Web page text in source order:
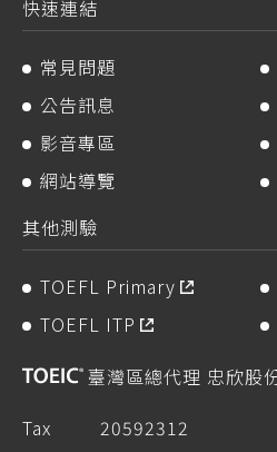
快速連結
常見問題
公告訊息
影音專區
網站導覽
其他測驗
TOEFL Primary
TOEFL ITP
臺灣區總代理 忠欣股
Tax
20592312